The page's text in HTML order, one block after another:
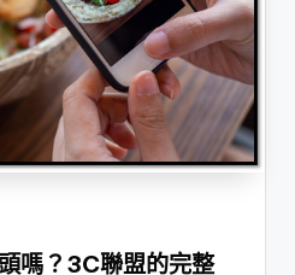
嗎？3C聯盟的完整